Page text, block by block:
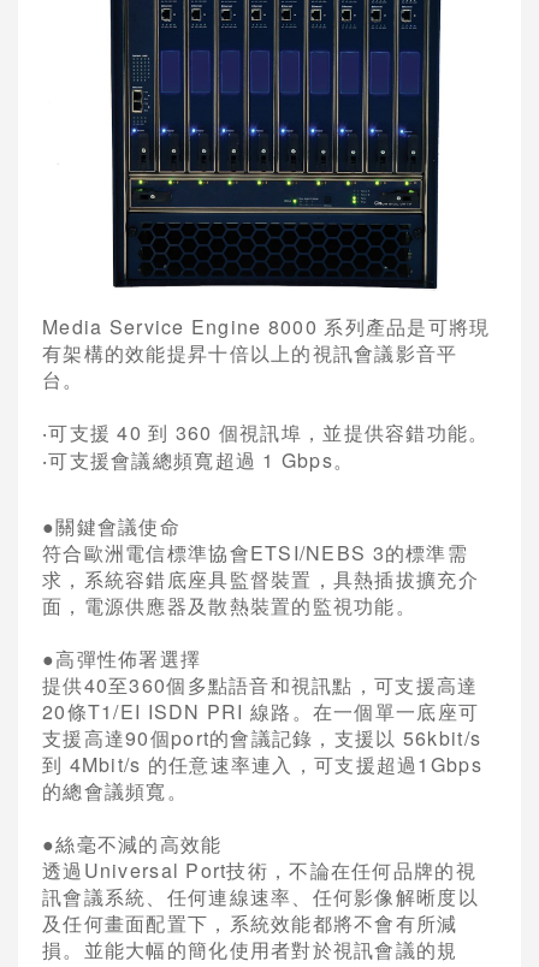
會議室型視訊
桌上型視訊
視訊多點控制器
視訊系統管理
錄影及廣播設備
週邊設備與配件
POLYCOM 視訊會議系統
AVAYA視訊會議系統
VCPLUS雲端視訊會議服務
視訊研討會與活動規劃
Jabra 整合通訊系統
Konftel UC整合通訊
Vidyo 視訊會議系統
AVer 視訊會議系統
Cisco 語音與統一通訊
Media Service Engine 8000 系列產品是可將現
有架構的效能提昇十倍以上的視訊會議影音平
台。
‧可支援 40到 360 個視訊埠，並提供容錯功能。
‧可支援會議總頻寬超過 1 Gbps。
●關鍵會議使命
符合歐洲電信標準協會ETSI/NEBS 3的標準需
求，系統容錯底座具監督裝置，具熱插拔擴充介
面，電源供應器及散熱裝置的監視功能。
●高彈性佈署選擇
提供40至360個多點語音和視訊點，可支援高達
20條T1/EI ISDN PRI線路。在一個單一底座可
支援高達90個port的會議記錄，支援以 56kbit/s
到 4Mbit/s 的任意速率連入，可支援超過1Gbps
的總會議頻寬。
●絲毫不減的高效能
透過 Universal Port技術，不論在任何品牌的視
訊會議系統、任何連線速率、任何影像解晰度以
及任何畫面配置下，系統效能都將不會有所減
損。並能大幅的簡化使用者對於視訊會議的規